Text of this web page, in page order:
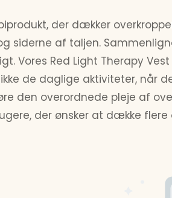
der dækker
siderne af taljen.
Vores Red Light Therapy
de daglige aktiviteter, når
den overordnede pleje af
der ønsker at dække